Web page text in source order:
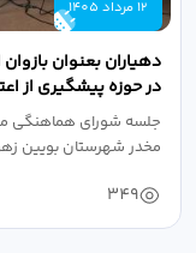
12 مرداد 1405
دهیاران بعنوان
در حوزه پیشگیری از
مقدم...
جلسه شورای هماهنگی
مخدر شهرستان بویین
349